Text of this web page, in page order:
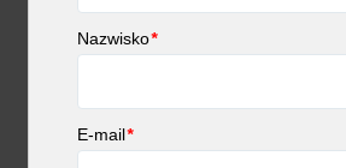
OBRĄCZEK ŚLUBNYCH
Nazwisko*
E-mail*